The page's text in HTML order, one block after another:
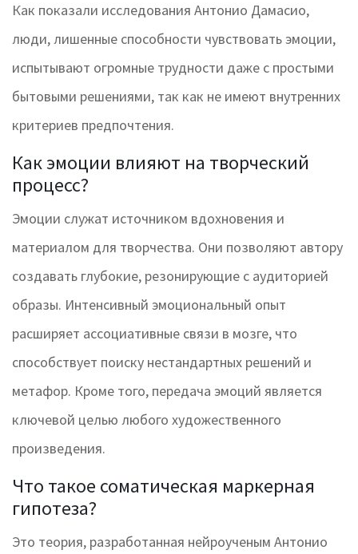
Как показали исследования Антонио Дамасио,
люди, лишенные способности чувствовать эмоции,
испытывают огромные трудности даже с простыми
бытовыми решениями, так как не имеют внутренних
критериев предпочтения.
Как эмоции влияют на творческий
процесс?
Эмоции служат источником вдохновения и
материалом для творчества. Они позволяют автору
создавать глубокие, резонирующие с аудиторией
образы. Интенсивный эмоциональный опыт
расширяет ассоциативные связи в мозге, что
способствует поиску нестандартных решений и
метафор. Кроме того, передача эмоций является
ключевой целью любого художественного
произведения.
Что такое соматическая маркерная
гипотеза?
Это теория, разработанная нейроученым Антонио